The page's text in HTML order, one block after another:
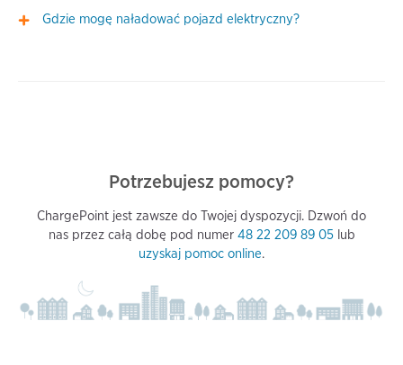
Gdzie mogę naładować pojazd elektryczny?
Potrzebujesz pomocy?
ChargePoint jest zawsze do Twojej dyspozycji. Dzwoń do
nas przez całą dobę pod numer 48 22 209 89 05lub
uzyskaj pomoc online.